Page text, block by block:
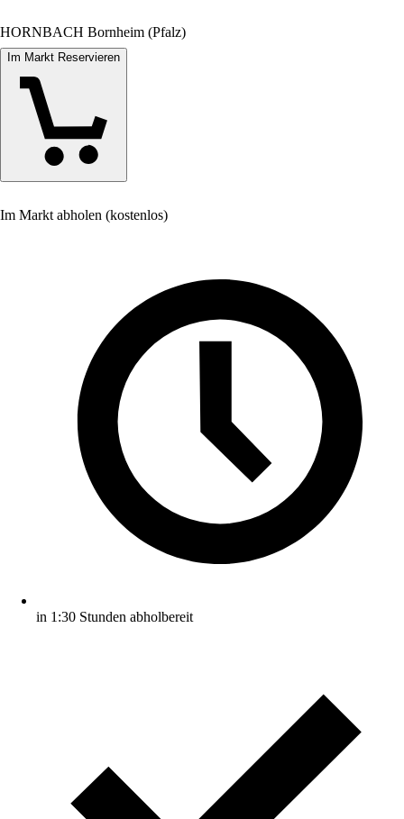
HORNBACH Bornheim (Pfalz)
Im Markt Reservieren
Im Markt abholen (kostenlos)
in 1:30 Stunden abholbereit